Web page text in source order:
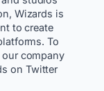
Wizards is
to create
To
company
on Twitter